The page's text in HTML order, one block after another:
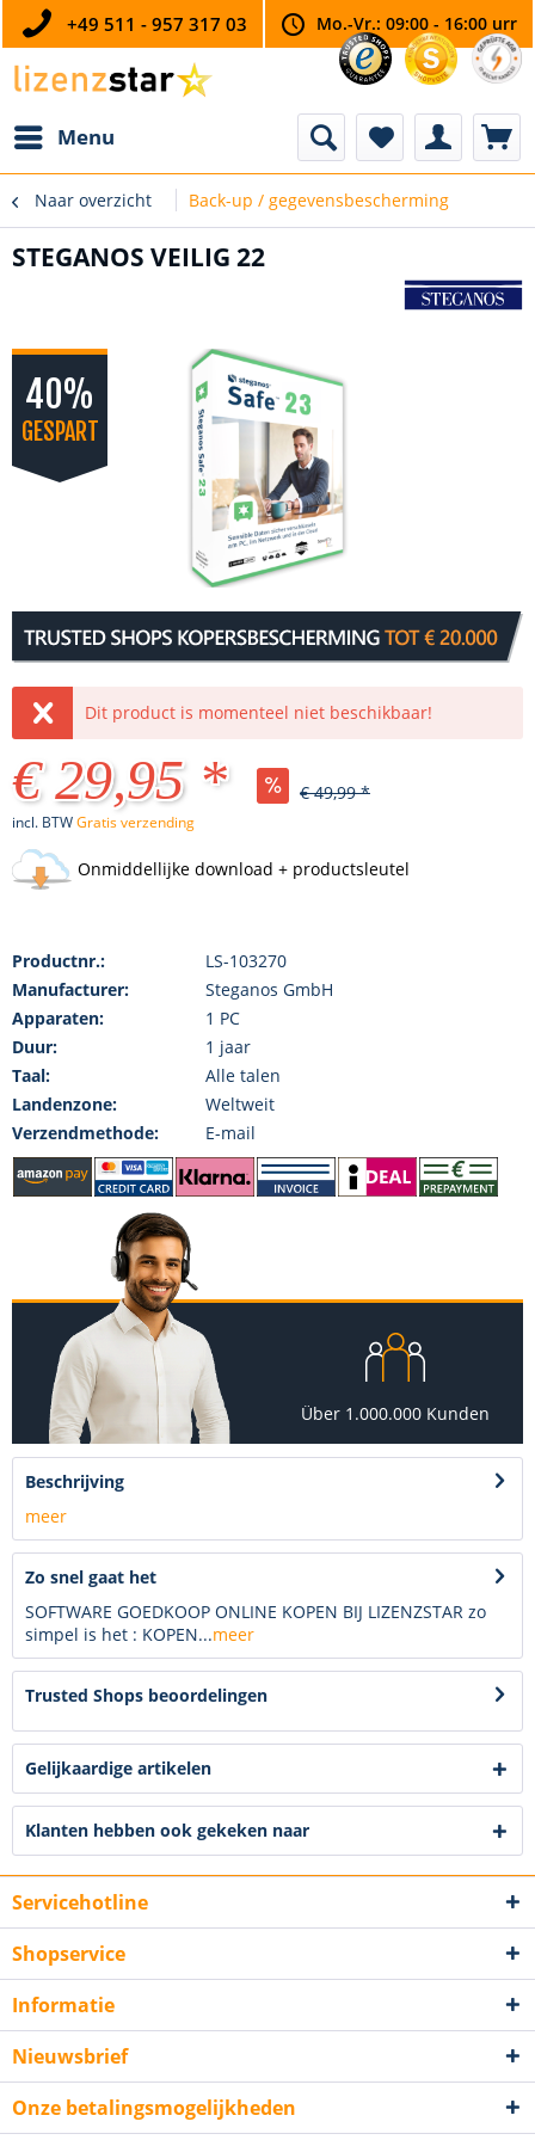
+49 511 - 957 317 03 Mo.-Vr.: 09:00 - 16:00 urr
Menu
Naar overzicht Back-up / gegevensbescherming
STEGANOS VEILIG 22
40%
GESPART
Dit product is momenteel niet beschikbaar!
€ 29,95 * € 49,99 *
incl. BTWGratis verzending
Onmiddellijke download + productsleutel
Productnr.:
LS-103270
Manufacturer:
Steganos GmbH
Apparaten:
1 PC
Duur:
1 jaar
Taal:
Alle talen
Landenzone:
Weltweit
Verzendmethode:
E-mail
Über 1.000.000 Kunden
Beschrijving
meer
Zo snel gaat het
SOFTWARE GOEDKOOP ONLINE KOPEN BIJ LIZENZSTAR zo
simpel is het : KOPEN...meer
Trusted Shops beoordelingen
Gelijkaardige artikelen
Klanten hebben ook gekeken naar
Servicehotline
Shopservice
Informatie
Nieuwsbrief
Onze betalingsmogelijkheden